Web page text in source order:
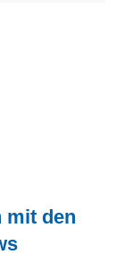
mit den